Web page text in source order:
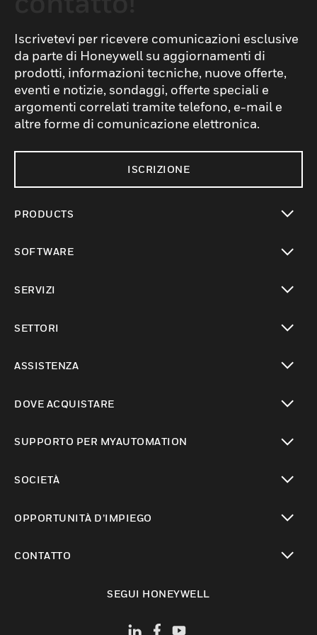
Iscrivetevi per ricevere comunicazioni esclusive
da parte di Honeywell su aggiornamenti di
prodotti, informazioni tecniche, nuove offerte,
eventi e notizie, sondaggi, offerte speciali e
argomenti correlati tramite telefono, e-mail e
altre forme di comunicazione elettronica.
ISCRIZIONE
PRODUCTS
SOFTWARE
SERVIZI
SETTORI
ASSISTENZA
DOVE ACQUISTARE
SUPPORTO PER MYAUTOMATION
SOCIETÀ
OPPORTUNITÀ D’IMPIEGO
CONTATTO
SEGUI HONEYWELL